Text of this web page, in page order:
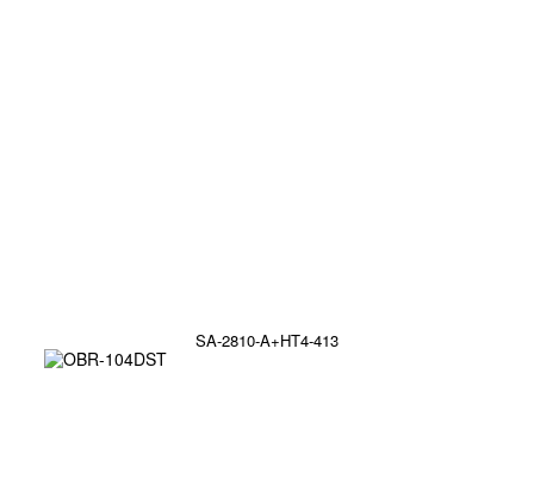
SA-2810-A+HT4-413